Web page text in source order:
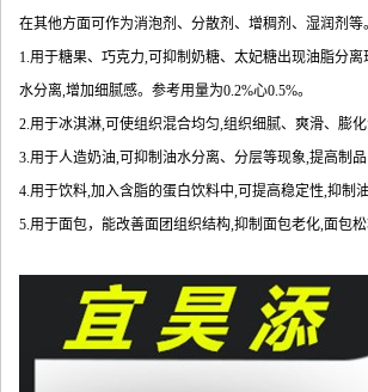
在其他方面可作为消泡剂、分散剂、增稠剂、湿润剂等。
1.用于糖果、巧克力,可抑制奶糖、太妃糖出现油脂分
水分离,增加细腻感。参考用量为0.2%心0.5%。
2.用于冰淇淋,可使组织混合均匀,组织细腻、爽滑、膨化
3.用于人造奶油,可抑制油水分离、分层等现象,提高制品
4.用于饮料,加入含脂的蛋白饮料中,可提高稳定性,抑制
5.用于面包，能改善面团组织结构,抑制面包老化,面包